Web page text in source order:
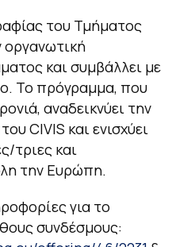
του Τμήματος
οργανωτική
και συμβάλλει με
Το πρόγραμμα, που
αναδεικνύει την
CIVIS και ενισχύει
τριες και
την Ευρώπη.
για το
συνδέσμους: